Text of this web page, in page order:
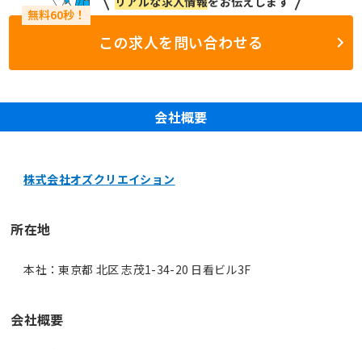
この求人を問い合わせる
会社概要
株式会社オズクリエイション
所在地
本社：東京都 北区 志茂1-34-20 日看ビル3F
会社概要